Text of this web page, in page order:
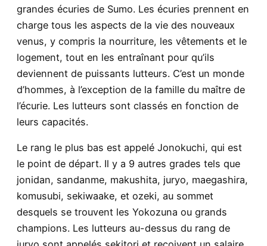
grandes écuries de Sumo. Les écuries prennent en
charge tous les aspects de la vie des nouveaux
venus, y compris la nourriture, les vêtements et le
logement, tout en les entraînant pour qu’ils
deviennent de puissants lutteurs. C’est un monde
d’hommes, à l’exception de la famille du maître de
l’écurie. Les lutteurs sont classés en fonction de
leurs capacités.
Le rang le plus bas est appelé Jonokuchi, qui est
le point de départ. Il y a 9 autres grades tels que
jonidan, sandanme, makushita, juryo, maegashira,
komusubi, sekiwaake, et ozeki, au sommet
desquels se trouvent les Yokozuna ou grands
champions. Les lutteurs au-dessus du rang de